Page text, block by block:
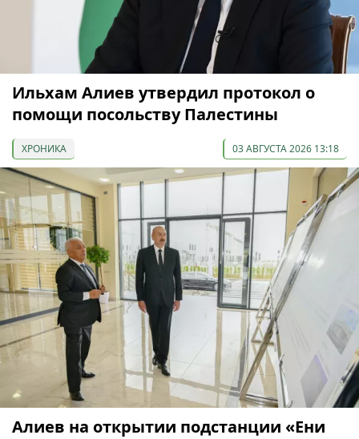
Ильхам Алиев утвердил протокол о
помощи посольству Палестины
ХРОНИКА 03 АВГУСТА 2026 13:18
Алиев на открытии подстанции «Ени